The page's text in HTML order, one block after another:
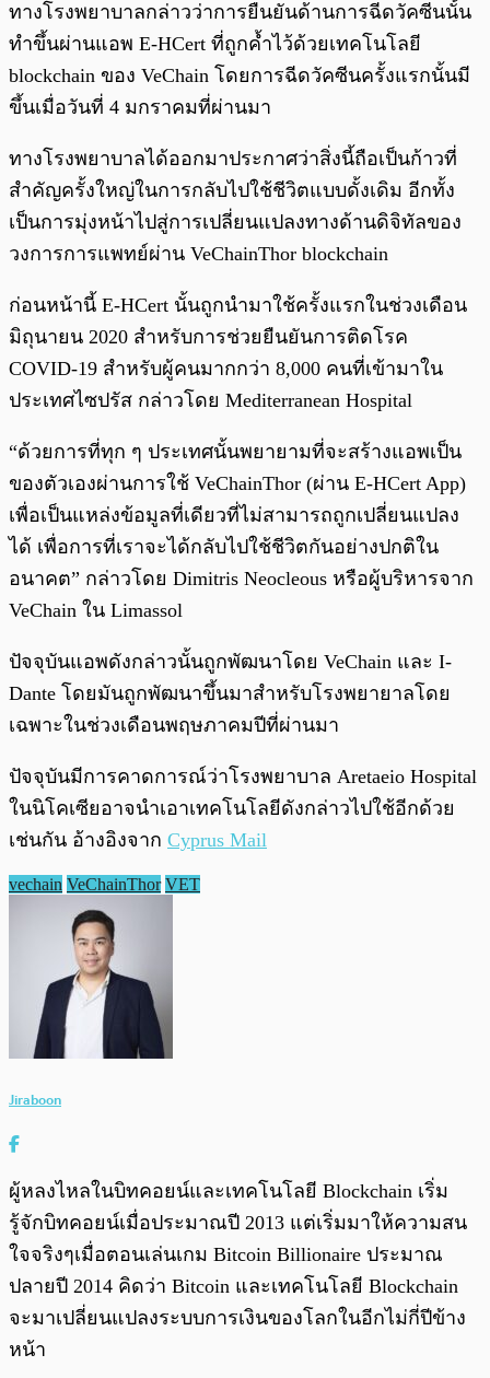
ทางโรงพยาบาลกล่าวว่าการยืนยันด้านการฉีดวัคซีนนั้น
ทำขึ้นผ่านแอพ E-HCert ที่ถูกค้ำไว้ด้วยเทคโนโลยี
blockchain ของ VeChain โดยการฉีดวัคซีนครั้งแรกนั้นมี
ขึ้นเมื่อวันที่ 4 มกราคมที่ผ่านมา
ทางโรงพยาบาลได้ออกมาประกาศว่าสิ่งนี้ถือเป็นก้าวที่
สำคัญครั้งใหญ่ในการกลับไปใช้ชีวิตแบบดั้งเดิม อีกทั้ง
เป็นการมุ่งหน้าไปสู่การเปลี่ยนแปลงทางด้านดิจิทัลของ
วงการการแพทย์ผ่าน VeChainThor blockchain
ก่อนหน้านี้ E-HCert นั้นถูกนำมาใช้ครั้งแรกในช่วงเดือน
มิถุนายน 2020 สำหรับการช่วยยืนยันการติดโรค
COVID-19 สำหรับผู้คนมากกว่า 8,000 คนที่เข้ามาใน
ประเทศไซปรัส กล่าวโดย Mediterranean Hospital
“ด้วยการที่ทุก ๆ ประเทศนั้นพยายามที่จะสร้างแอพเป็น
ของตัวเองผ่านการใช้ VeChainThor (ผ่าน E-HCert App)
เพื่อเป็นแหล่งข้อมูลที่เดียวที่ไม่สามารถถูกเปลี่ยนแปลง
ได้ เพื่อการที่เราจะได้กลับไปใช้ชีวิตกันอย่างปกติใน
อนาคต” กล่าวโดย Dimitris Neocleous หรือผู้บริหารจาก
VeChain ใน Limassol
ปัจจุบันแอพดังกล่าวนั้นถูกพัฒนาโดย VeChain และ I-
Dante โดยมันถูกพัฒนาขึ้นมาสำหรับโรงพยายาลโดย
เฉพาะในช่วงเดือนพฤษภาคมปีที่ผ่านมา
ปัจจุบันมีการคาดการณ์ว่าโรงพยาบาล Aretaeio Hospital
ในนิโคเซียอาจนำเอาเทคโนโลยีดังกล่าวไปใช้อีกด้วย
เช่นกัน อ้างอิงจาก Cyprus Mail
vechain VeChainThor VET
Jiraboon
ผู้หลงไหลในบิทคอยน์และเทคโนโลยี Blockchain เริ่ม
รู้จักบิทคอยน์เมื่อประมาณปี 2013 แต่เริ่มมาให้ความสน
ใจจริงๆเมื่อตอนเล่นเกม Bitcoin Billionaire ประมาณ
ปลายปี 2014 คิดว่า Bitcoin และเทคโนโลยี Blockchain
จะมาเปลี่ยนแปลงระบบการเงินของโลกในอีกไม่กี่ปีข้าง
หน้า